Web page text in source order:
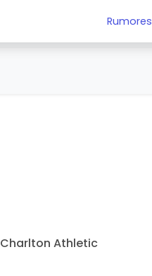
Rumores
Charlton Athletic